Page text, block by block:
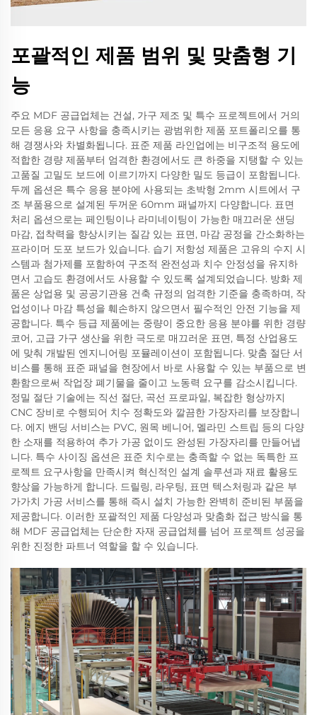
포괄적인 제품 범위 및 맞춤형 기
능
주요 MDF 공급업체는 건설, 가구 제조 및 특수 프로젝트에서 거의
모든 응용 요구 사항을 충족시키는 광범위한 제품 포트폴리오를 통
해 경쟁사와 차별화됩니다. 표준 제품 라인업에는 비구조적 용도에
적합한 경량 제품부터 엄격한 환경에서도 큰 하중을 지탱할 수 있는
고품질 고밀도 보드에 이르기까지 다양한 밀도 등급이 포함됩니다.
두께 옵션은 특수 응용 분야에 사용되는 초박형 2mm 시트에서 구
조 부품용으로 설계된 두꺼운 60mm 패널까지 다양합니다. 표면
처리 옵션으로는 페인팅이나 라미네이팅이 가능한 매끄러운 샌딩
마감, 접착력을 향상시키는 질감 있는 표면, 마감 공정을 간소화하는
프라이머 도포 보드가 있습니다. 습기 저항성 제품은 고유의 수지 시
스템과 첨가제를 포함하여 구조적 완전성과 치수 안정성을 유지하
면서 고습도 환경에서도 사용할 수 있도록 설계되었습니다. 방화 제
품은 상업용 및 공공기관용 건축 규정의 엄격한 기준을 충족하며, 작
업성이나 마감 특성을 훼손하지 않으면서 필수적인 안전 기능을 제
공합니다. 특수 등급 제품에는 중량이 중요한 응용 분야를 위한 경량
코어, 고급 가구 생산을 위한 극도로 매끄러운 표면, 특정 산업용도
에 맞춰 개발된 엔지니어링 포뮬레이션이 포함됩니다. 맞춤 절단 서
비스를 통해 표준 패널을 현장에서 바로 사용할 수 있는 부품으로 변
환함으로써 작업장 폐기물을 줄이고 노동력 요구를 감소시킵니다.
정밀 절단 기술에는 직선 절단, 곡선 프로파일, 복잡한 형상까지
CNC 장비로 수행되어 치수 정확도와 깔끔한 가장자리를 보장합니
다. 에지 밴딩 서비스는 PVC, 원목 베니어, 멜라민 스트립 등의 다양
한 소재를 적용하여 추가 가공 없이도 완성된 가장자리를 만들어냅
니다. 특수 사이징 옵션은 표준 치수로는 충족할 수 없는 독특한 프
로젝트 요구사항을 만족시켜 혁신적인 설계 솔루션과 재료 활용도
향상을 가능하게 합니다. 드릴링, 라우팅, 표면 텍스처링과 같은 부
가가치 가공 서비스를 통해 즉시 설치 가능한 완벽히 준비된 부품을
제공합니다. 이러한 포괄적인 제품 다양성과 맞춤화 접근 방식을 통
해 MDF 공급업체는 단순한 자재 공급업체를 넘어 프로젝트 성공을
위한 진정한 파트너 역할을 할 수 있습니다.